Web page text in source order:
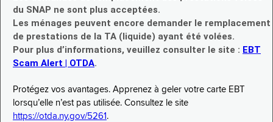
du SNAP ne sont plus acceptées.
Les ménages peuvent encore demander le remplacement
de prestations de la TA (liquide) ayant été volées.
Pour plus d’informations, veuillez consulter le site : EBT
Scam Alert | OTDA.
Protégez vos avantages. Apprenez à geler votre carte EBT
lorsqu’elle n’est pas utilisée. Consultez le site
https://otda.ny.gov/5261 .